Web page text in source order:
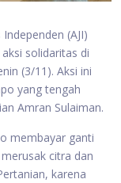
(AJI)
solidaritas di
(3/11). Aksi ini
yang tengah
Amran Sulaiman.
membayar ganti
citra dan
karena